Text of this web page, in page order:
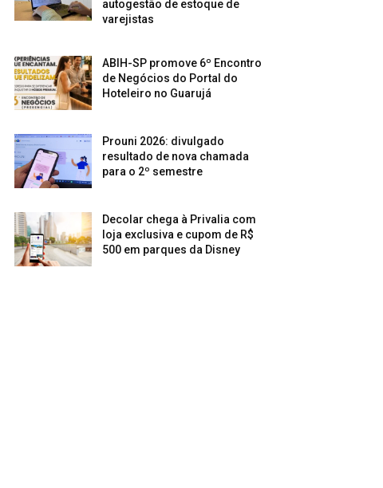
autogestão de estoque de
varejistas
ABIH-SP promove 6º Encontro
de Negócios do Portal do
Hoteleiro no Guarujá
Prouni 2026: divulgado
resultado de nova chamada
para o 2º semestre
Decolar chega à Privalia com
loja exclusiva e cupom de R$
500 em parques da Disney